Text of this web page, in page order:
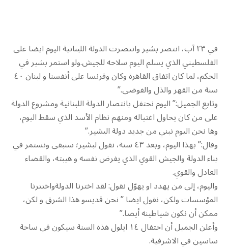
في ٢٣ آب، انتصر بشير وانتصرت الدولة اللبنانية اليوم ايضا على
الفلسطيني الذي يسلم اليوم سلاحه للجيش.ولو استمر بشير في
الحكم، لما كان اتفاق القاهرة وكان وفرنسا على أنفسنا و لبنان ٤٠
سنة من القهر والذل والفوضى.”
وتابع الجميل:” اليوم نحتفل بانتصار الدولة اللبنانية ومشروع الدولة
على من كان يحاول اغتياله ومنهم نظام الأسد الذي سقط اليوم،
وها نحن اليوم نبني من جديد دولة البشير.”
وقال:” بهذا اليوم، وبعد ٤٣ سنة، نقول لبشير؛ سنبقى ونستمر في
بناء الدولة والجيش القوي الذي يفرض نفسه و هيبته، والقضاء
العادل والقوي.
واليوم، إلى من يهدد او يهوّل نقول: لقد اخترنا الدولةواختترنا
المؤسسات ولكن، نقول ايضا ” نحن قديسو هذا الشرق و لكن،
ممكن أن نكون شياطينه أيضا.”
وأعلن الجميل أن احتفال ١٤ ايلول هذه السنة سيكون في ساحة
ساسين في الاشرفية.